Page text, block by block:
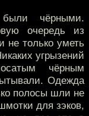
чёрными.
очередь из
только уметь
угрызений
чёрным
Одежда
полосы шли не
для зэков,